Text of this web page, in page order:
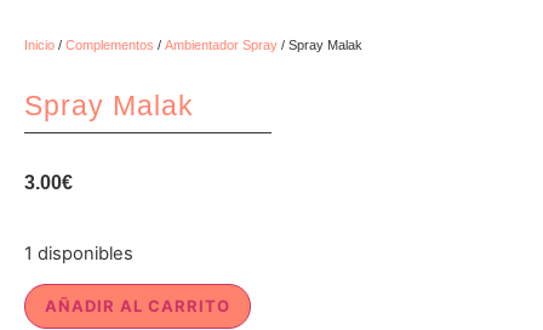
Inicio / Complementos / Ambientador Spray / Spray Malak
Spray Malak
3.00€
1 disponibles
AÑADIR AL CARRITO